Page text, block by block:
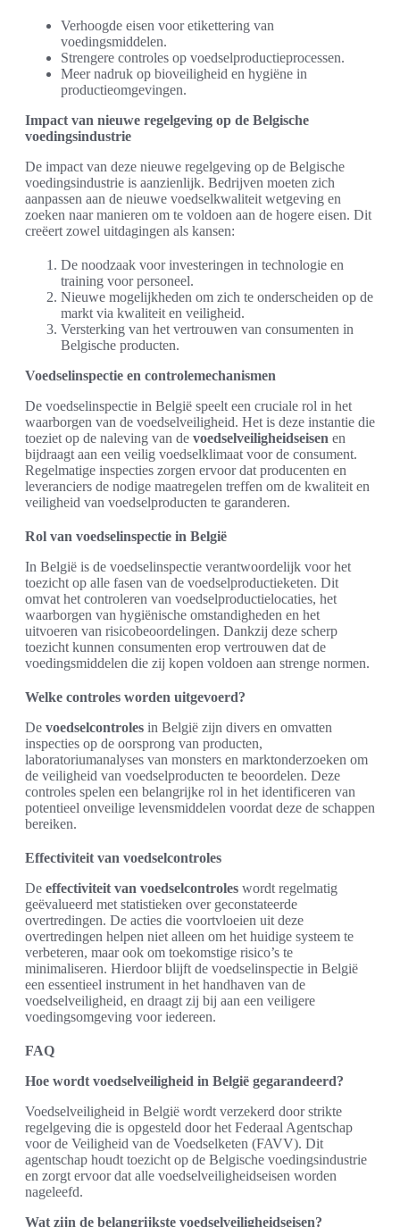
Verhoogde eisen voor etikettering van
voedingsmiddelen.
Strengere controles op voedselproductieprocessen.
Meer nadruk op bioveiligheid en hygiëne in
productieomgevingen.
Impact van nieuwe regelgeving op de Belgische
voedingsindustrie
De impact van deze nieuwe regelgeving op de Belgische
voedingsindustrie is aanzienlijk. Bedrijven moeten zich
aanpassen aan de nieuwe voedselkwaliteit wetgeving en
zoeken naar manieren om te voldoen aan de hogere eisen. Dit
creëert zowel uitdagingen als kansen:
De noodzaak voor investeringen in technologie en
training voor personeel.
Nieuwe mogelijkheden om zich te onderscheiden op de
markt via kwaliteit en veiligheid.
Versterking van het vertrouwen van consumenten in
Belgische producten.
Voedselinspectie en controlemechanismen
De voedselinspectie in België speelt een cruciale rol in het
waarborgen van de voedselveiligheid. Het is deze instantie die
toeziet op de naleving van de voedselveiligheidseisen en
bijdraagt aan een veilig voedselklimaat voor de consument.
Regelmatige inspecties zorgen ervoor dat producenten en
leveranciers de nodige maatregelen treffen om de kwaliteit en
veiligheid van voedselproducten te garanderen.
Rol van voedselinspectie in België
In België is de voedselinspectie verantwoordelijk voor het
toezicht op alle fasen van de voedselproductieketen. Dit
omvat het controleren van voedselproductielocaties, het
waarborgen van hygiënische omstandigheden en het
uitvoeren van risicobeoordelingen. Dankzij deze scherp
toezicht kunnen consumenten erop vertrouwen dat de
voedingsmiddelen die zij kopen voldoen aan strenge normen.
Welke controles worden uitgevoerd?
De voedselcontroles in België zijn divers en omvatten
inspecties op de oorsprong van producten,
laboratoriumanalyses van monsters en marktonderzoeken om
de veiligheid van voedselproducten te beoordelen. Deze
controles spelen een belangrijke rol in het identificeren van
potentieel onveilige levensmiddelen voordat deze de schappen
bereiken.
Effectiviteit van voedselcontroles
De effectiviteit van voedselcontroles wordt regelmatig
geëvalueerd met statistieken over geconstateerde
overtredingen. De acties die voortvloeien uit deze
overtredingen helpen niet alleen om het huidige systeem te
verbeteren, maar ook om toekomstige risico’s te
minimaliseren. Hierdoor blijft de voedselinspectie in België
een essentieel instrument in het handhaven van de
voedselveiligheid, en draagt zij bij aan een veiligere
voedingsomgeving voor iedereen.
FAQ
Hoe wordt voedselveiligheid in België gegarandeerd?
Voedselveiligheid in België wordt verzekerd door strikte
regelgeving die is opgesteld door het Federaal Agentschap
voor de Veiligheid van de Voedselketen (FAVV). Dit
agentschap houdt toezicht op de Belgische voedingsindustrie
en zorgt ervoor dat alle voedselveiligheidseisen worden
nageleefd.
Wat zijn de belangrijkste voedselveiligheidseisen?